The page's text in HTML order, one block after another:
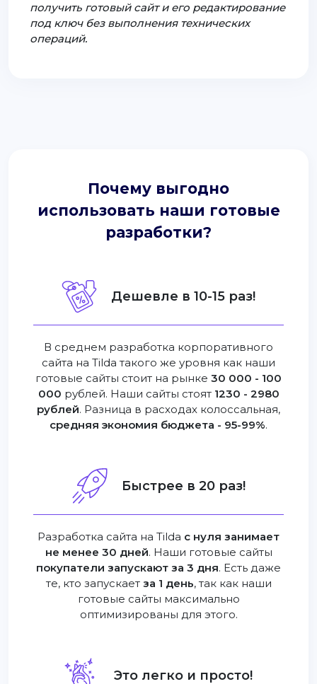
получить готовый сайт и его редактирование
под ключ без выполнения технических
операций.
Почему выгодно
использовать наши готовые
разработки?
Дешевле в 10-15 раз!
В среднем разработка корпоративного
сайта на Tilda такого же уровня как наши
готовые сайты стоит на рынке 30 000 - 100
000 рублей. Наши сайты стоят 1230 - 2980
рублей. Разница в расходах колоссальная,
средняя экономия бюджета - 95-99%.
Быстрее в 20 раз!
Разработка сайта на Tilda с нуля занимает
не менее 30 дней. Наши готовые сайты
покупатели запускают за 3 дня. Есть даже
те, кто запускает за 1 день, так как наши
готовые сайты максимально
оптимизированы для этого.
Это легко и просто!